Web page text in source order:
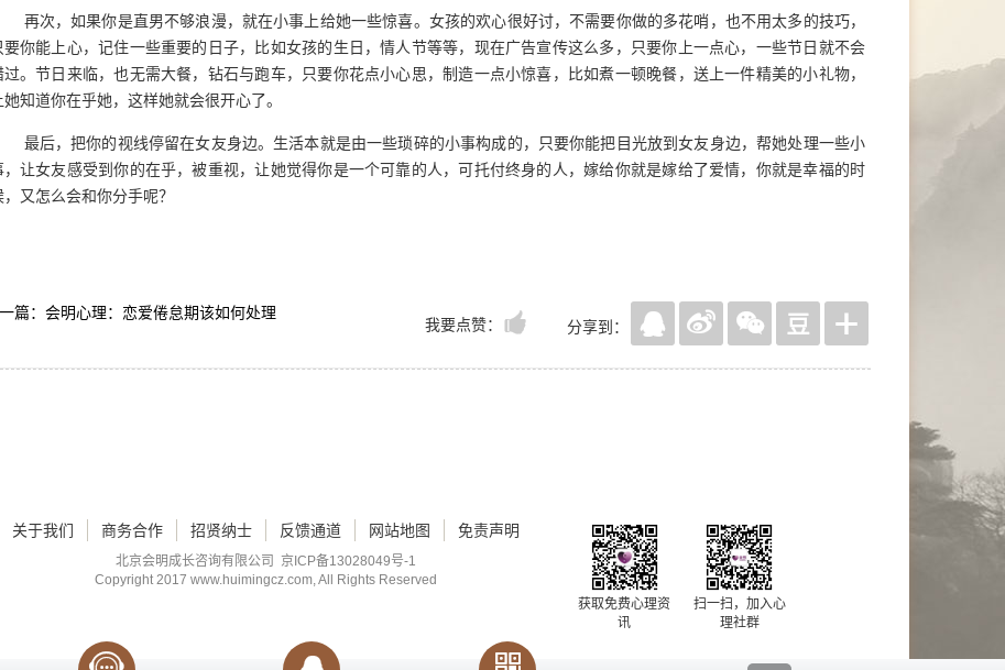
再次，如果你是直男不够浪漫，就在小事上给她一些惊喜。女孩的欢心很好讨，不需要你做的多花哨，也不用太多的技巧，
要你能上心，记住一些重要的日子，比如女孩的生日，情人节等等，现在广告宣传这么多，只要你上一点心，一些节日就不会
过。节日来临，也无需大餐，钻石与跑车，只要你花点小心思，制造一点小惊喜，比如煮一顿晚餐，送上一件精美的小礼物，
她知道你在乎她，这样她就会很开心了。
最后，把你的视线停留在女友身边。生活本就是由一些琐碎的小事构成的，只要你能把目光放到女友身边，帮她处理一些小
，让女友感受到你的在乎，被重视，让她觉得你是一个可靠的人，可托付终身的人，嫁给你就是嫁给了爱情，你就是幸福的时
，又怎么会和你分手呢？
一篇：会明心理：恋爱倦怠期该如何处理
我要点赞： 分享到：
关于我们 商务合作 招贤纳士 反馈通道 网站地图 免责声明
获取免费心理资
讯
扫一扫，加入心
理社群
北京会明成长咨询有限公司 京ICP备13028049号-1
Copyright 2017 www.huimingcz.com, All Rights Reserved